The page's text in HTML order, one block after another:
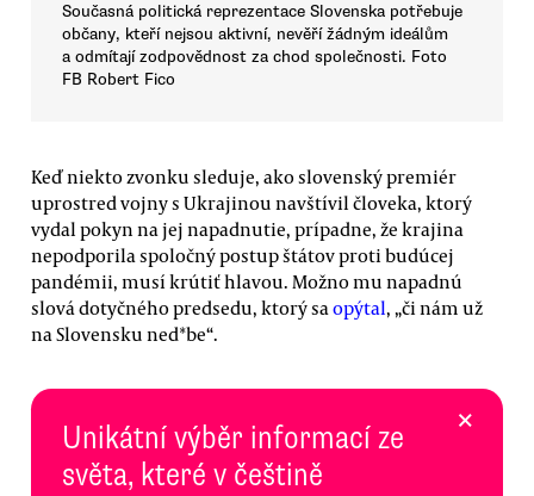
Současná politická reprezentace Slovenska potřebuje
občany, kteří nejsou aktivní, nevěří žádným ideálům
a odmítají zodpovědnost za chod společnosti. Foto
FB Robert Fico
Keď niekto zvonku sleduje, ako slovenský premiér
uprostred vojny s Ukrajinou navštívil človeka, ktorý
vydal pokyn na jej napadnutie, prípadne, že krajina
nepodporila spoločný postup štátov proti budúcej
pandémii, musí krútiť hlavou. Možno mu napadnú
slová dotyčného predsedu, ktorý saopýtal, „či nám už
na Slovensku ned*be“.
Unikátní výběr informací ze
světa, které v češtině
×